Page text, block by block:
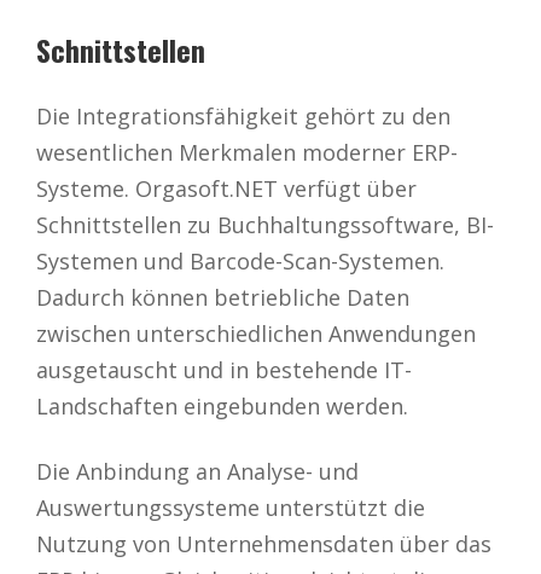
Schnittstellen
Die Integrationsfähigkeit gehört zu den
wesentlichen Merkmalen moderner ERP-
Systeme. Orgasoft.NET verfügt über
Schnittstellen zu Buchhaltungssoftware, BI-
Systemen und Barcode-Scan-Systemen.
Dadurch können betriebliche Daten
zwischen unterschiedlichen Anwendungen
ausgetauscht und in bestehende IT-
Landschaften eingebunden werden.
Die Anbindung an Analyse- und
Auswertungssysteme unterstützt die
Nutzung von Unternehmensdaten über das